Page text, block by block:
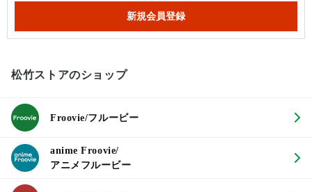
松竹ストアのショップ
Froovie/フルービー
anime Froovie/
アニメフルービー